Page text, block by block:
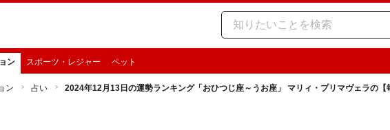
ン スポーツ・レジャー ペット
ン 占い 2024年12月13日の運勢ランキング「おひつじ座～うお座」 マリィ・プリマヴェラの【